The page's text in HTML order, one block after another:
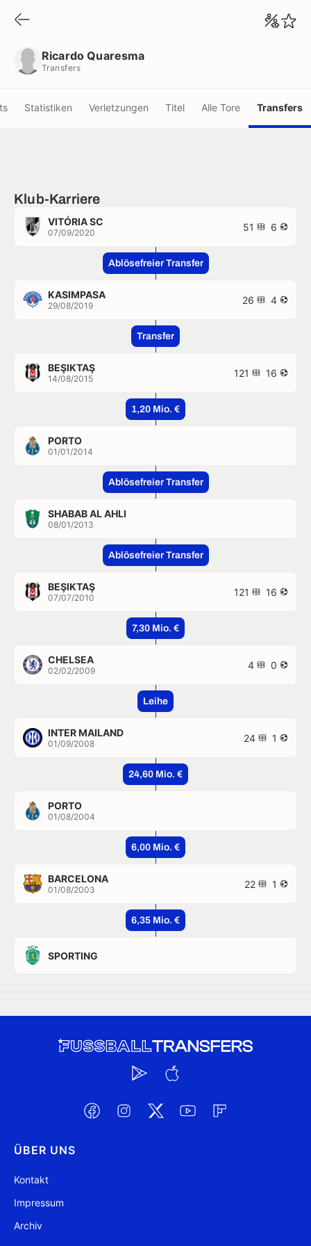
Ricardo Quaresma
Transfers
Statistiken Verletzungen Titel Alle Tore Transfers
Klub-Karriere
VITÓRIA SC
07/09/2020 51 6
Ablösefreier Transfer
KASIMPASA
29/08/2019 26 4
Transfer
BEŞIKTAŞ
14/08/2015 121 16
1,20 Mio. €
PORTO
01/01/2014
Ablösefreier Transfer
SHABAB AL AHLI
08/01/2013
Ablösefreier Transfer
BEŞIKTAŞ
07/07/2010 121 16
7,30 Mio. €
CHELSEA
02/02/2009 4 0
Leihe
INTER MAILAND
01/09/2008 24 1
24,60 Mio. €
PORTO
01/08/2004
6,00 Mio. €
BARCELONA
01/08/2003 22 1
6,35 Mio. €
SPORTING
ÜBER UNS
Kontakt
Impressum
Archiv